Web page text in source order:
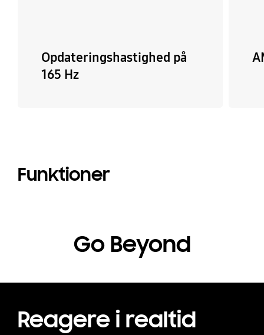
Opdateringshastighed på
165 Hz
Funktioner
Go Beyond
Reagere i realtid